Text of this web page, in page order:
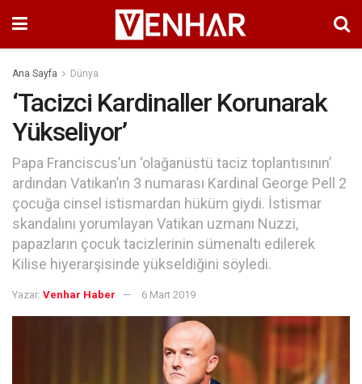
Ana Sayfa Dünya
‘Tacizci Kardinaller Korunarak
Yükseliyor’
Papa Franciscus’un ‘olağanüstü taciz toplantısının’
ardından Vatikan’ın 3 numarası Kardinal George Pell 2
çocuğa cinsel istismardan hüküm giydi. İstismar
skandalını yorumlayan Vatikan uzmanı Nuzzi,
papazların çocuk tacizlerinin sümenaltı edilerek
Kilise hiyerarşisinde yükseldiğini söyledi.
Yazar: Venhar Haber 6 Mart 2019